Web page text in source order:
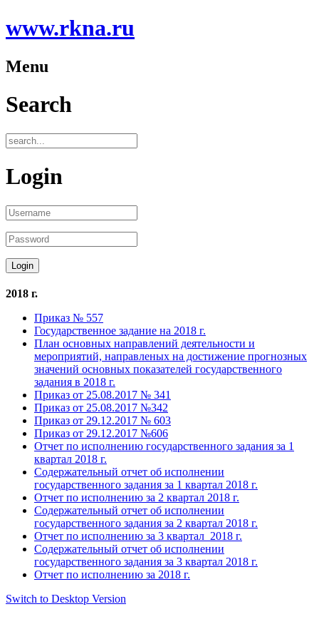
www.rkna.ru
Menu
Search
Login
2018 г.
Приказ № 557
Государственное задание на 2018 г.
План основных направлений деятельности и
мероприятий, направленых на достижение прогнозных
значений основных показателей государственного
задания в 2018 г.
Приказ от 25.08.2017 № 341
Приказ от 25.08.2017 №342
Приказ от 29.12.2017 № 603
Приказ от 29.12.2017 №606
Отчет по исполнению государственного задания за 1
квартал 2018 г.
Содержательный отчет об исполнении
государственного задания за 1 квартал 2018 г.
Отчет по исполнению за 2 квартал 2018 г.
Содержательный отчет об исполнении
государственного задания за 2 квартал 2018 г.
Отчет по исполнению за 3 квартал 2018 г.
Содержательный отчет об исполнении
государственного задания за 3 квартал 2018 г.
Отчет по исполнению за 2018 г.
Switch to Desktop Version